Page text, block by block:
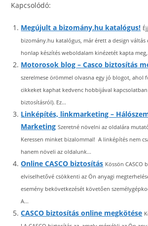
Kapcsolódó:
Megújult a bizomány.hu katalógus!
bizomány.hu katalógus, már érett a design váltás
honlap készítés weboldalam kinézetét kapta
Motorosok blog – Casco biztosítás
szerelmese örömmel olvasna egy jó blogot, ahol
cikkeket kaphat kedvenc hobbijával kapcsolatban
biztosításról). Ez...
Linképítés, linkmarketing –
Marketing Szeretné növelni az oldalára
Keressen minket bizalommal! A linképítés nem
hanem növeli az oldalunk...
Online CASCO biztosítás Kössön CASCO
elviselhetővé csökkenti az Ön anyagi
esemény bekövetkezését követően
A...
CASCO biztosítás online megkötése